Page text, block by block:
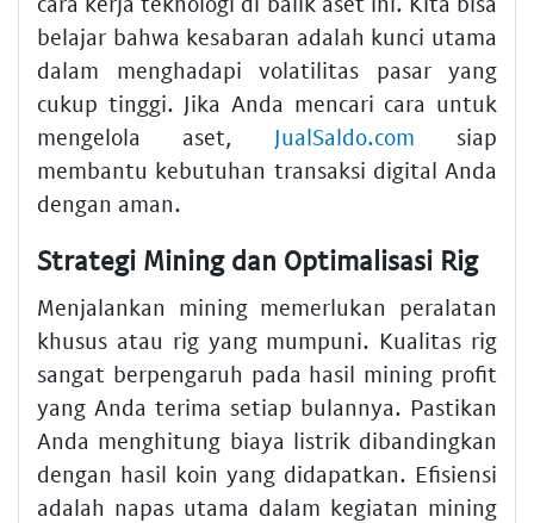
belajar bahwa kesabaran adalah kunci utama
dalam menghadapi volatilitas pasar yang
cukup tinggi. Jika Anda mencari cara untuk
mengelola aset, JualSaldo.com siap
membantu kebutuhan transaksi digital Anda
dengan aman.
Strategi Mining dan Optimalisasi Rig
Menjalankan mining memerlukan peralatan
khusus atau rig yang mumpuni. Kualitas rig
sangat berpengaruh pada hasil mining profit
yang Anda terima setiap bulannya. Pastikan
Anda menghitung biaya listrik dibandingkan
dengan hasil koin yang didapatkan. Efisiensi
adalah napas utama dalam kegiatan mining